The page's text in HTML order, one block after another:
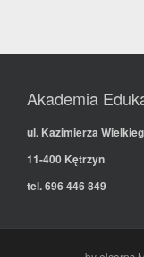
Akademia
ul. Kazimierza
11-400 Kętrzyn
tel. 696 446 849